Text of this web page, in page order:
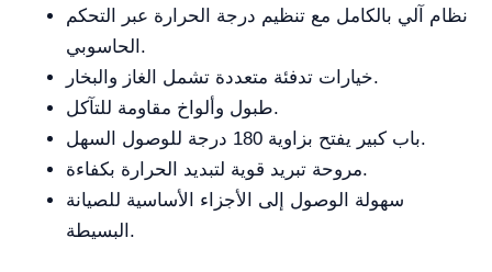
نظام آلي بالكامل مع تنظيم درجة الحرارة عبر التحكم
الحاسوبي.
خيارات تدفئة متعددة تشمل الغاز والبخار.
طبول وألواخ مقاومة للتآكل.
باب كبير يفتح بزاوية 180 درجة للوصول السهل.
مروحة تبريد قوية لتبديد الحرارة بكفاءة.
سهولة الوصول إلى الأجزاء الأساسية للصيانة
البسيطة.